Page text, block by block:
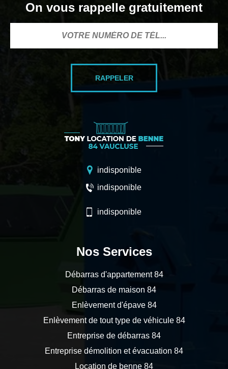
On vous rappelle gratuitement
indisponible
indisponible
indisponible
Nos Services
Débarras d'appartement 84
Débarras de maison 84
Enlèvement d'épave 84
Enlèvement de tout type de véhicule 84
Entreprise de débarras 84
Entreprise démolition et évacuation 84
Location de benne 84